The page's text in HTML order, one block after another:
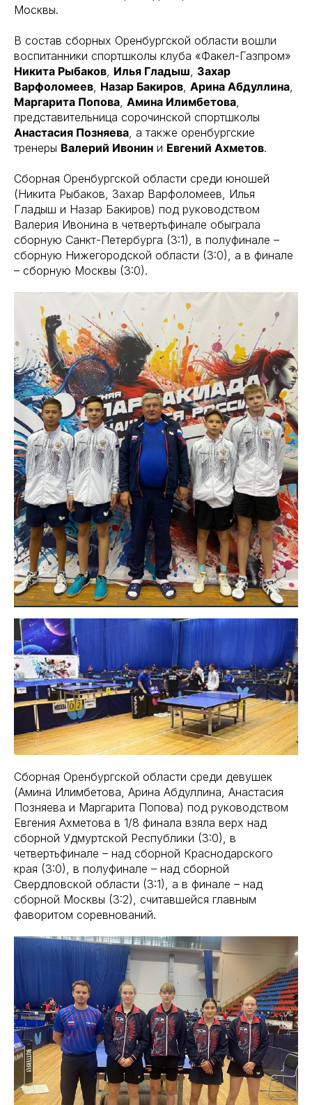
Москвы.
В состав сборных Оренбургской области вошли
воспитанники спортшколы клуба «Факел-Газпром»
Никита Рыбаков, Илья Гладыш, Захар
Варфоломеев, Назар Бакиров, Арина Абдуллина,
Маргарита Попова, Амина Илимбетова,
представительница сорочинской спортшколы
Анастасия Позняева, а также оренбургские
тренеры Валерий Ивонин и Евгений Ахметов.
Сборная Оренбургской области среди юношей
(Никита Рыбаков, Захар Варфоломеев, Илья
Гладыш и Назар Бакиров) под руководством
Валерия Ивонина в четвертьфинале обыграла
сборную Санкт-Петербурга (3:1), в полуфинале –
сборную Нижегородской области (3:0), а в финале
– сборную Москвы (3:0).
Сборная Оренбургской области среди девушек
(Амина Илимбетова, Арина Абдуллина, Анастасия
Позняева и Маргарита Попова) под руководством
Евгения Ахметова в 1/8 финала взяла верх над
сборной Удмуртской Республики (3:0), в
четвертьфинале – над сборной Краснодарского
края (3:0), в полуфинале – над сборной
Свердловской области (3:1), а в финале – над
сборной Москвы (3:2), считавшейся главным
фаворитом соревнований.